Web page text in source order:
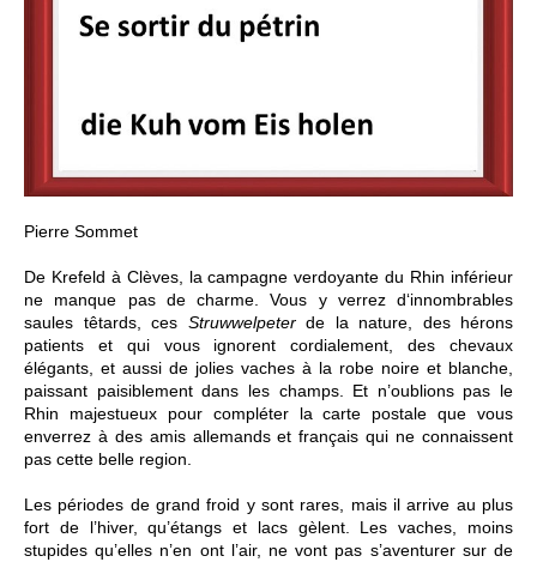
Pierre Sommet
De Krefeld à Clèves, la campagne verdoyante du Rhin inférieur
ne manque pas de charme. Vous y verrez d‘innombrables
saules têtards, ces Struwwelpeterde la nature, des hérons
patients et qui vous ignorent cordialement, des chevaux
élégants, et aussi de jolies vaches à la robe noire et blanche,
paissant paisiblement dans les champs. Et n’oublions pas le
Rhin majestueux pour compléter la carte postale que vous
enverrez à des amis allemands et français qui ne connaissent
pas cette belle region.
Les périodes de grand froid y sont rares, mais il arrive au plus
fort de l’hiver, qu’étangs et lacs gèlent. Les vaches, moins
stupides qu’elles n’en ont l’air, ne vont pas s’aventurer sur de